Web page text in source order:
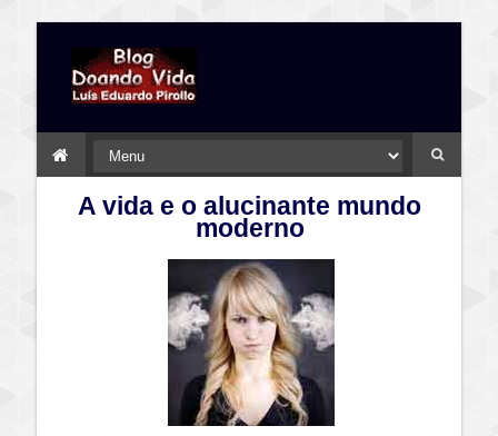
A vida e o alucinante mundo
moderno